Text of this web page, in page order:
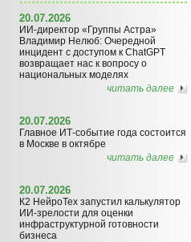
20.07.2026
ИИ-директор «Группы Астра»
Владимир Нелюб: Очередной
инцидент с доступом к ChatGPT
возвращает нас к вопросу о
национальных моделях
читать далее
20.07.2026
Главное ИТ-событие года состоится
в Москве в октябре
читать далее
20.07.2026
К2 НейроТех запустил калькулятор
ИИ-зрелости для оценки
инфраструктурной готовности
бизнеса